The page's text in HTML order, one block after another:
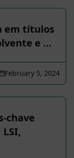
em títulos
e …
February 5, 2024
chave